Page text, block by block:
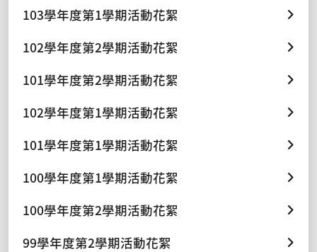
103學年度第1學期活動花絮
102學年度第2學期活動花絮
101學年度第2學期活動花絮
102學年度第1學期活動花絮
101學年度第1學期活動花絮
100學年度第1學期活動花絮
100學年度第2學期活動花絮
99學年度第2學期活動花絮